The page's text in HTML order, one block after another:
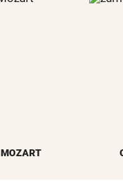
MOZART